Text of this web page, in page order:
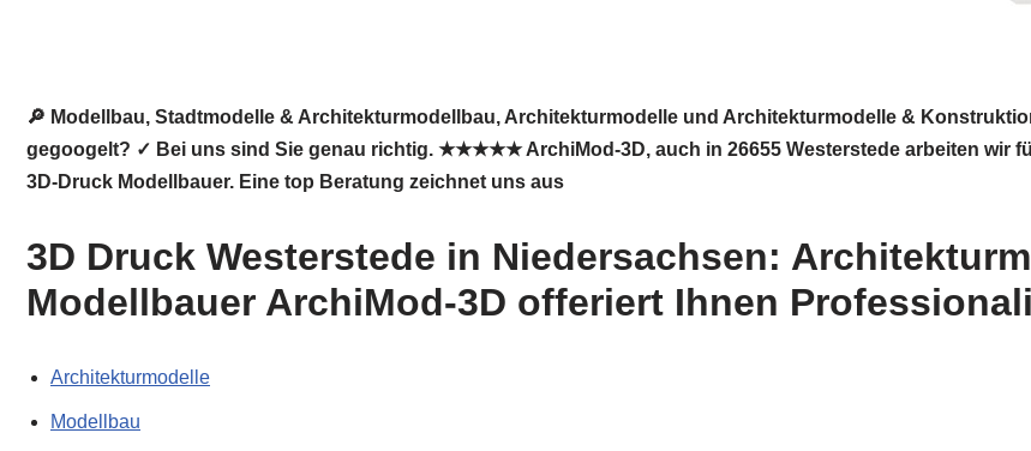
🔎 Modellbau, Stadtmodelle & Architekturmodellbau, Architekturmodelle und Architekturmodelle &
gegoogelt? ✓ Bei uns sind Sie genau richtig. ★★★★★ ArchiMod-3D, auch in 26655 Westerstede arbeiten wir
3D-Druck Modellbauer. Eine top Beratung zeichnet uns aus
3D Druck Westerstede in Niedersachsen:
Modellbauer ArchiMod-3D offeriert Ihnen
Architekturmodelle
Modellbau